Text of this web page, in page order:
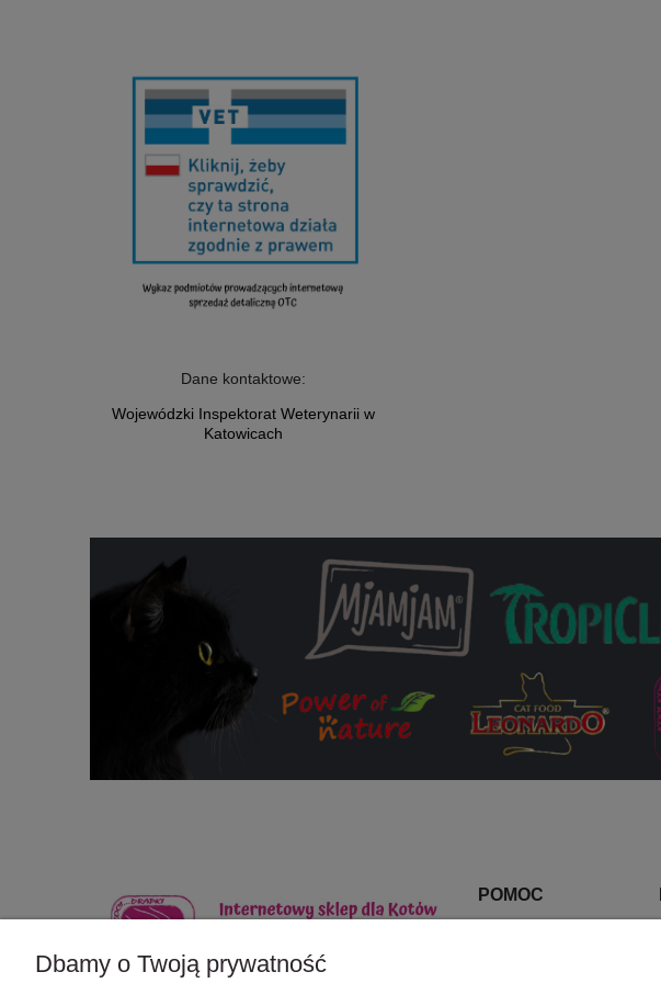
Dane kontaktowe:
Wojewódzki Inspektorat Weterynarii w
Katowicach
POMOC
Dbamy o Twoją prywatność